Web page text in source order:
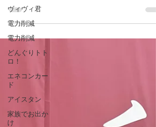
ヴィヴィ君
電力削減
電力削減
どんぐりトト
ロ！
エネコンカー
ド
アイスタン
家族でお出か
け
た！ まず訪れたのは、国の重要文化財に指
に一歩足を踏み入れると、当時の雰囲気が
のまま残っていて、まるでタイムスリップ
たような気分になりました。 昨年、映画
『国宝』を観ていたこともあり、舞台の空
感や趣ある木造建築を目の前にすると、作
の世界がよみがえり、感動もひとしお。日
の伝統文化の素晴らしさを改めて感じるこ
ができました。 見学の後は、お楽しみの山
鹿温泉へ♨️ なんと入浴料は350円！この価格